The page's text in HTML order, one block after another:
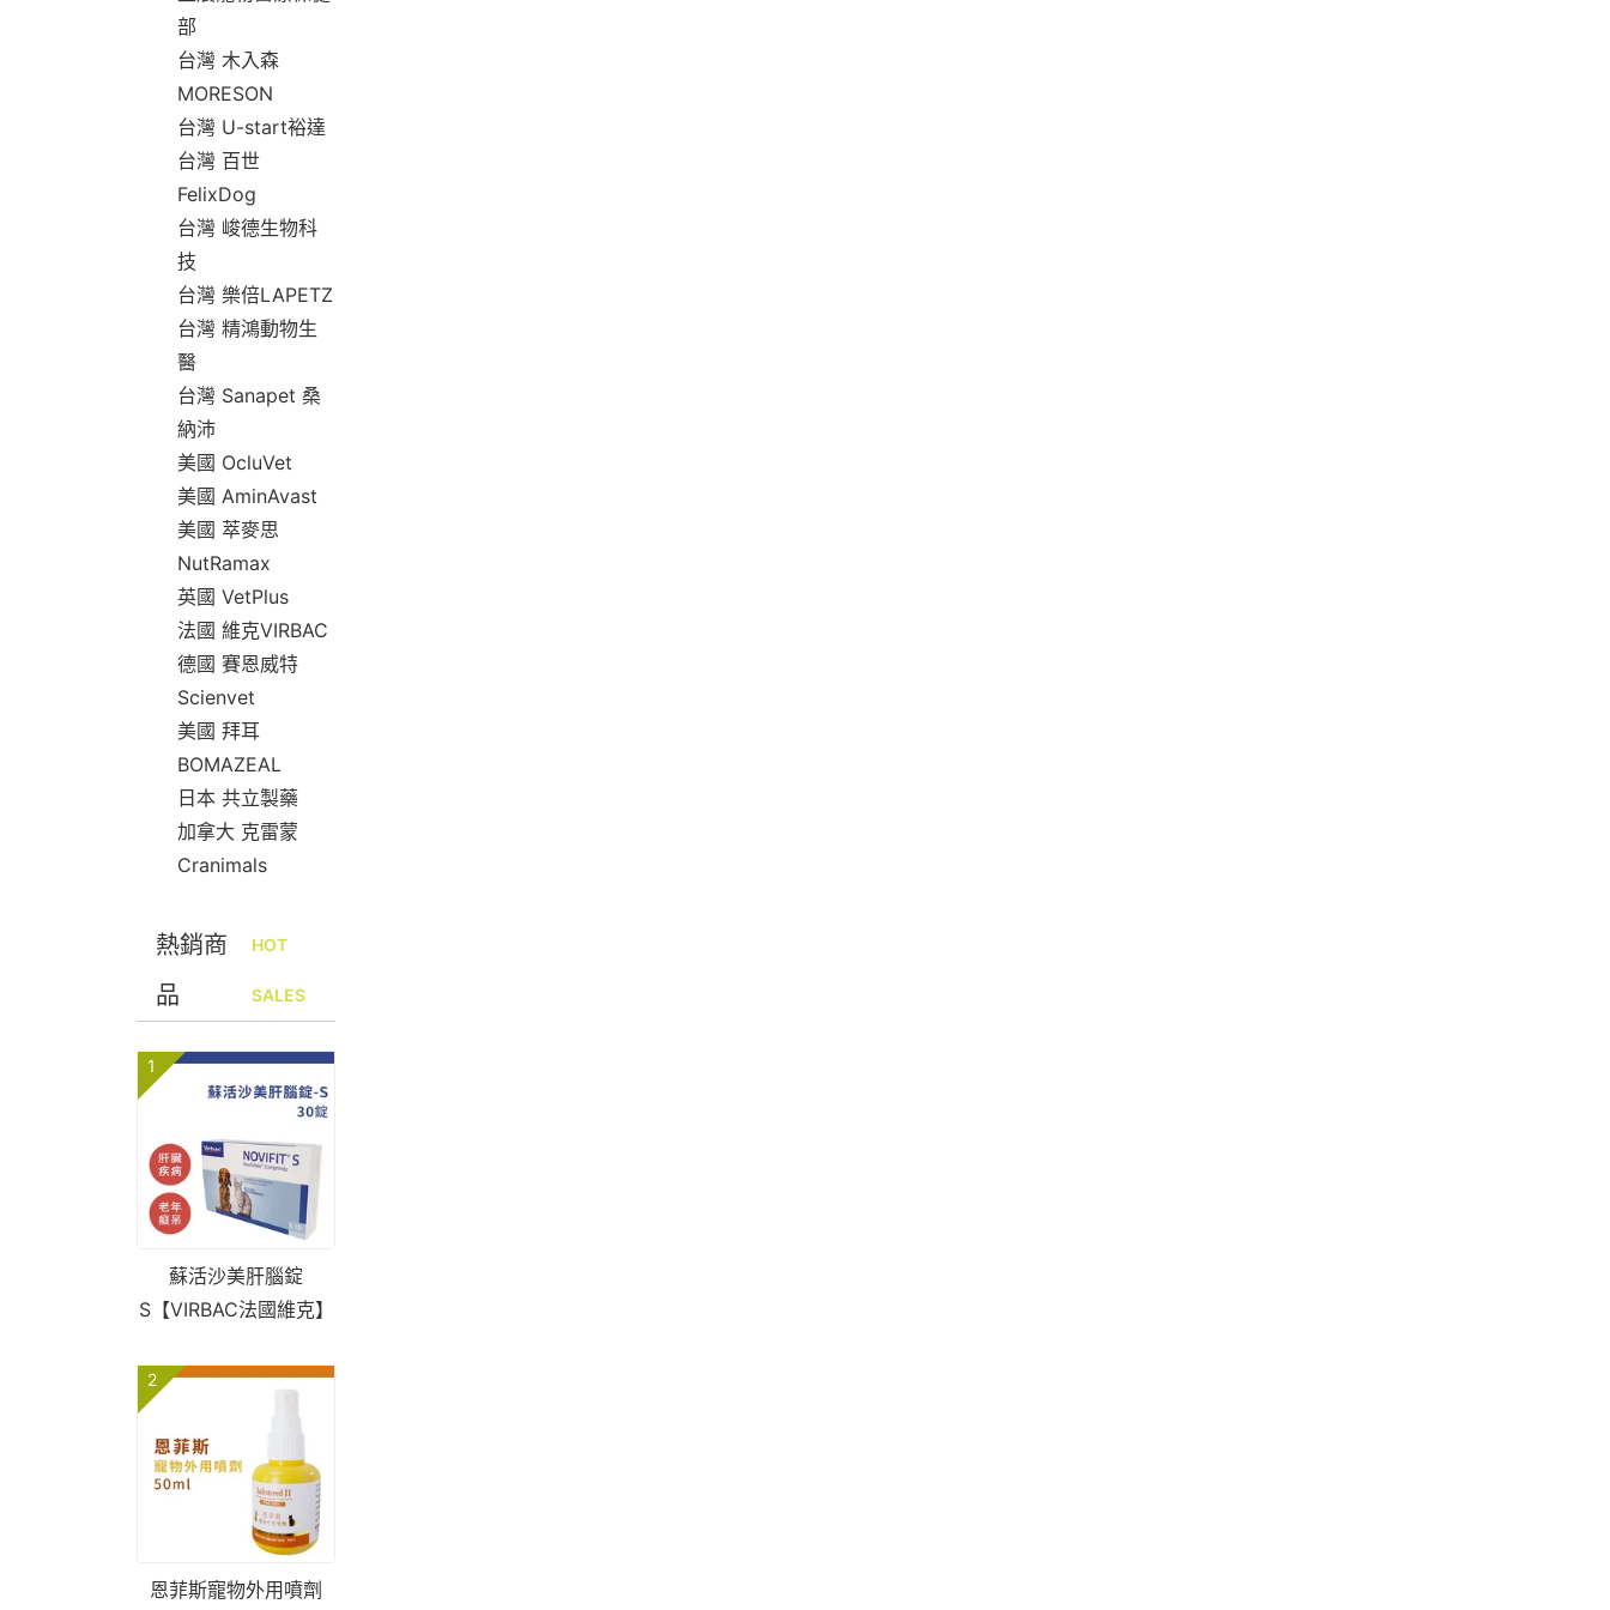
部
台灣 木入森
MORESON
台灣 U-start裕達
台灣 百世
FelixDog
台灣 峻德生物科
技
台灣 樂倍LAPETZ
台灣 精鴻動物生
醫
台灣 Sanapet 桑
納沛
美國 OcluVet
美國 AminAvast
美國 萃麥思
NutRamax
英國 VetPlus
法國 維克VIRBAC
德國 賽恩威特
Scienvet
美國 拜耳
BOMAZEAL
日本 共立製藥
加拿大 克雷蒙
Cranimals
熱銷商
品
HOT
SALES
1
蘇活沙美肝腦錠
S【VIRBAC法國維克】
2
恩菲斯寵物外用噴劑